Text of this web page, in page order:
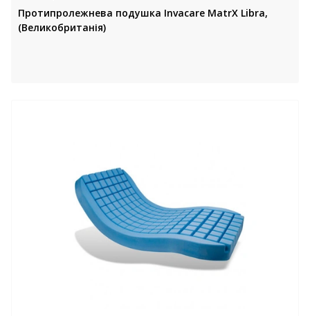
Протипролежнева подушка Invacare MatrX Libra,
(Великобританія)